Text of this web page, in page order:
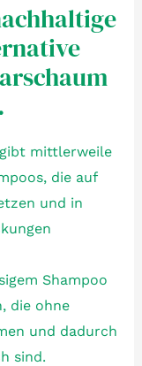
mittlerweile
die auf
und in
Shampoo
die ohne
und dadurch
sind.